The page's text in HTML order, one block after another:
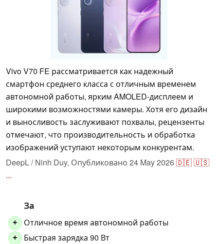
Vivo V70 FE рассматривается как надежный
смартфон среднего класса с отличным временем
автономной работы, ярким AMOLED-дисплеем и
широкими возможностями камеры. Хотя его дизайн
и выносливость заслуживают похвалы, рецензенты
отмечают, что производительность и обработка
изображений уступают некоторым конкурентам.
DeepL / Ninh Duy, Опубликовано 24 May 2026🇩🇪🇺🇸
...
За
+ Отличное время автономной работы
+ Быстрая зарядка 90 Вт